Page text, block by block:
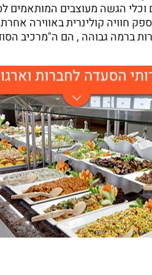
וכלי הגשה מעוצבים
חוויה קולינרית באווירה
ברמה גבוהה , הם ה"מרכיב